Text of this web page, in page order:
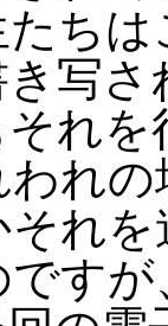
ちは
写
れ
れ
れ
す